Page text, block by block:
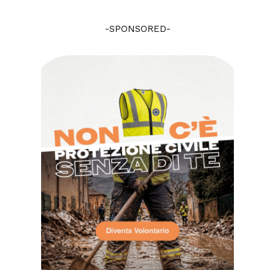
-SPONSORED-